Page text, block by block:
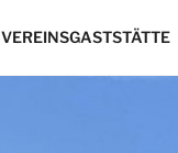
VEREINSGASTSTÄTTE